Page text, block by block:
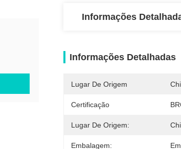
Informações
Informações Detalhadas
Lugar De Origem
Certificação
Lugar De Origem:
Embalagem: